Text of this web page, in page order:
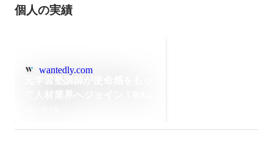
個人の実績
wantedly.com